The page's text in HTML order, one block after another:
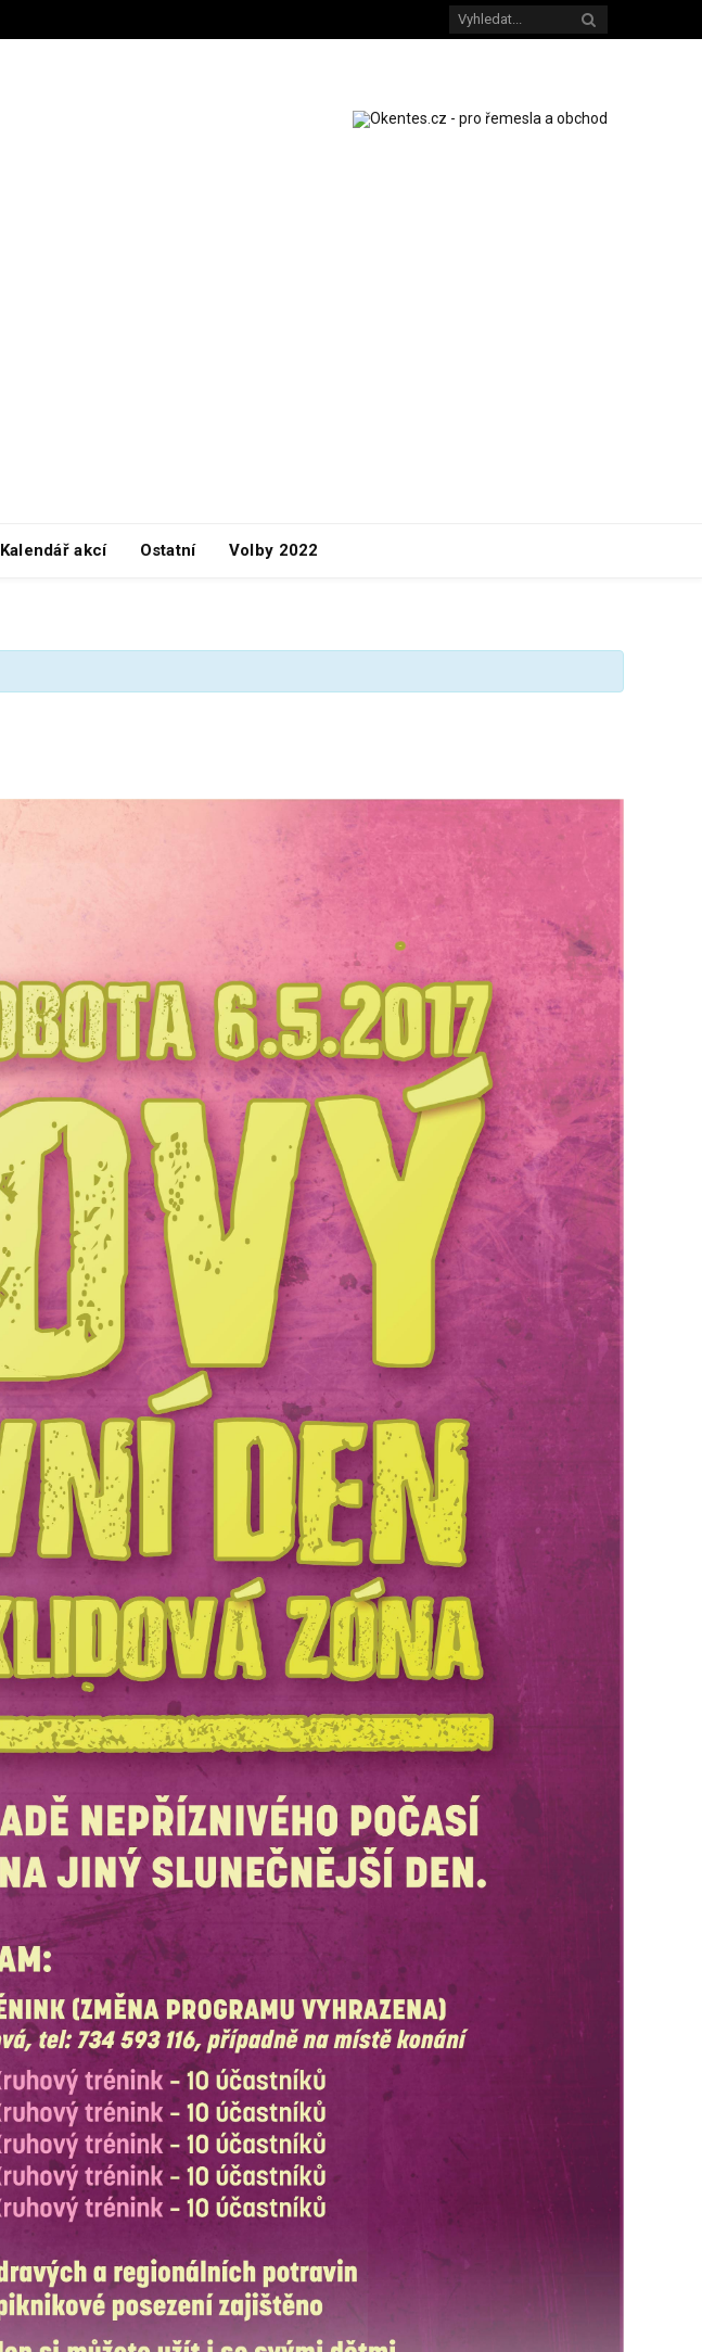
Kalendář akcí Ostatní Volby 2022